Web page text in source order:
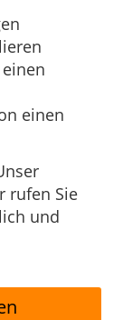
einen
rufen Sie
und